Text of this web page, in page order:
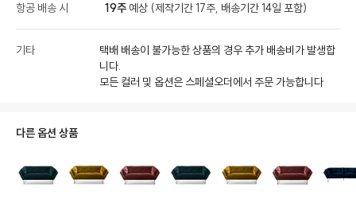
항공 배송 시
19주 예상 (제작기간 17주, 배송기간 14일 포함)
기타
택배 배송이 불가능한 상품의 경우 추가 배송비가 발생합
니다.
모든 컬러 및 옵션은 스페셜오더에서 주문 가능합니다
다른 옵션 상품